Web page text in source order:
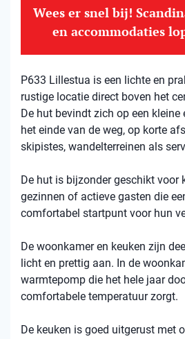
Wees er snel bij!
en accommodaties
P633 Lillestua is een lichte en
rustige locatie direct boven het
De hut bevindt zich op een
het einde van de weg, op korte
skipistes, wandelterreinen als
De hut is bijzonder geschikt voor
gezinnen of actieve gasten die
comfortabel startpunt voor hun
De woonkamer en keuken zijn
licht en prettig aan. In de
warmtepomp die het hele jaar
comfortabele temperatuur zorgt.
De keuken is goed uitgerust met